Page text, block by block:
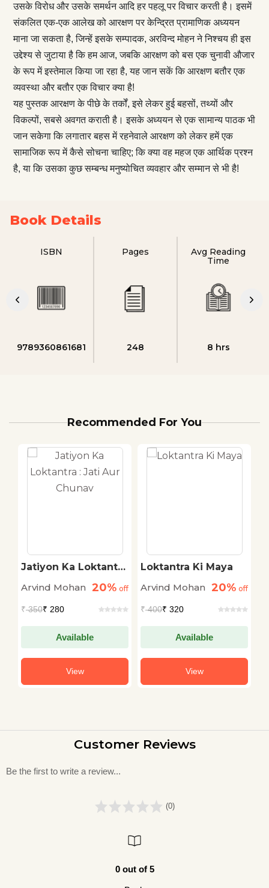
उसके विरोध और उसके समर्थन आदि हर पहलू पर विचार करती है। इसमें
संकलित एक-एक आलेख को आरक्षण पर केन्द्रित प्रामाणिक अध्ययन
माना जा सकता है,‍ जिन्हें इसके सम्पादक, अ‍रविन्द मोहन ने निश्चय ही इस
उद्देश्य से जुटाया है कि हम आज, जबकि आरक्षण को बस एक चुनावी औजार
के रूप में इस्तेमाल किया जा रहा है, यह जान सकें कि आरक्षण बतौर एक
व्यवस्था और बतौर एक विचार क्या है!
यह पुस्तक आरक्षण के पीछे के तर्कों, इसे लेकर हुई बहसों, तथ्यों और
विकल्पों, सबसे अवगत कराती है। इसके अध्ययन से एक सामान्य पाठक भी
जान सकेगा कि लगातार बहस में रहनेवाले आरक्षण को लेकर हमें एक
सामाजिक रूप में कैसे सोचना चाहिए; कि क्या वह महज एक आर्थिक प्रश्न
है, या कि उसका कुछ सम्बन्ध मनुष्योचित व्यवहार और सम्मान से भी है!
Book Details
ISBN
9789360861681
Pages
248
Avg Reading
Time
8 hrs
Recommended For You
Jatiyon Ka Loktantra
Arvind Mohan 20% off
₹350₹ 280
Available
View
Loktantra Ki Maya
Arvind Mohan 20% off
₹400₹ 320
Available
View
Customer Reviews
Be the first to write a review...
(0)
0 out of 5